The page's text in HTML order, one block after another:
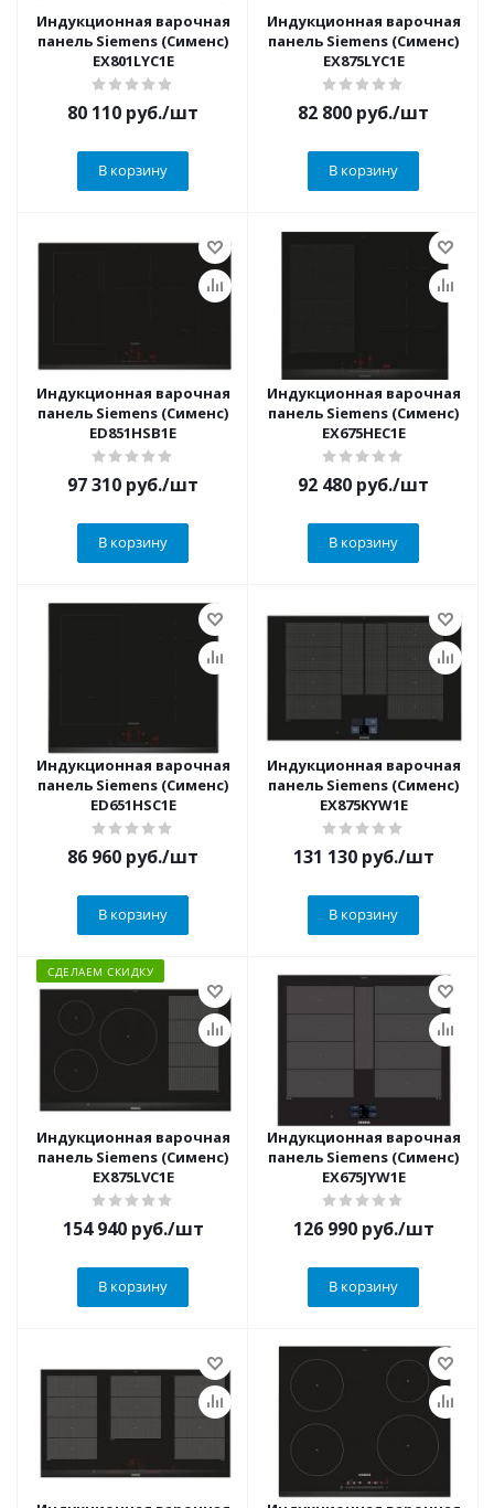
Индукционная варочная
панель Siemens (Сименс)
EX801LYC1E
80 110 руб./шт
В корзину
Индукционная варочная
панель Siemens (Сименс)
EX875LYC1E
82 800 руб./шт
В корзину
Индукционная варочная
панель Siemens (Сименс)
ED851HSB1E
97 310 руб./шт
В корзину
Индукционная варочная
панель Siemens (Сименс)
EX675HEC1E
92 480 руб./шт
В корзину
Индукционная варочная
панель Siemens (Сименс)
ED651HSC1E
86 960 руб./шт
В корзину
Индукционная варочная
панель Siemens (Сименс)
EX875KYW1E
131 130руб./шт
В корзину
СДЕЛАЕМ СКИДКУ
Индукционная варочная
панель Siemens (Сименс)
EX875LVC1E
154 940руб./шт
В корзину
Индукционная варочная
панель Siemens (Сименс)
EX675JYW1E
126 990руб./шт
В корзину